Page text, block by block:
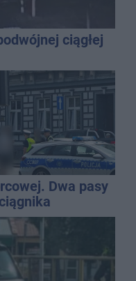
ciągłej
Dwa pasy